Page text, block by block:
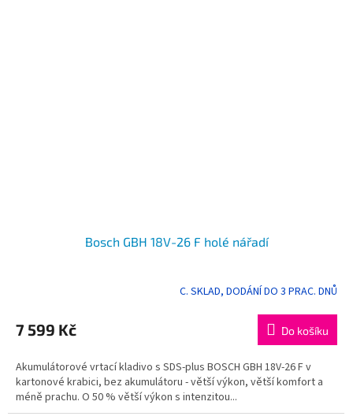
Bosch GBH 18V-26 F holé nářadí
C. SKLAD, DODÁNÍ DO 3 PRAC. DNŮ
7 599 Kč Do košíku
Akumulátorové vrtací kladivo s SDS-plus BOSCH GBH 18V-26 F v
kartonové krabici, bez akumulátoru - větší výkon, větší komfort a
méně prachu. O 50 % větší výkon s intenzitou...